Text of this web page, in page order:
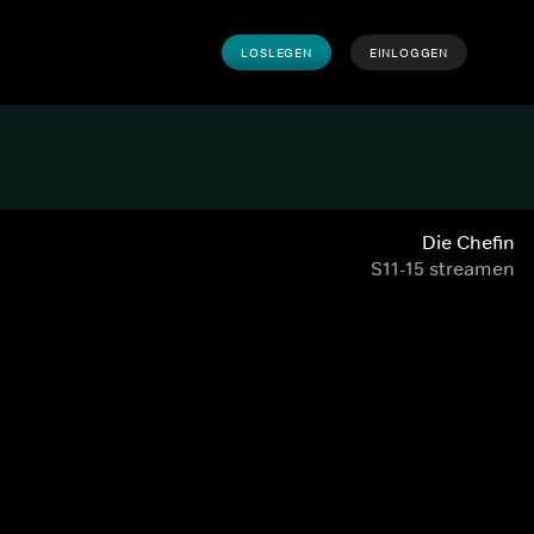
LOSLEGEN EINLOGGEN
Die Chefin
S11-15 streamen